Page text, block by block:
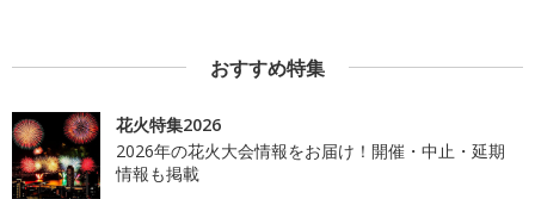
おすすめ特集
花火特集2026
2026年の花火大会情報をお届け！開催・中止・延期
情報も掲載